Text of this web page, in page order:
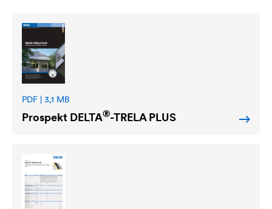
PDF | 3,1 MB
Prospekt DELTA®-TRELA PLUS